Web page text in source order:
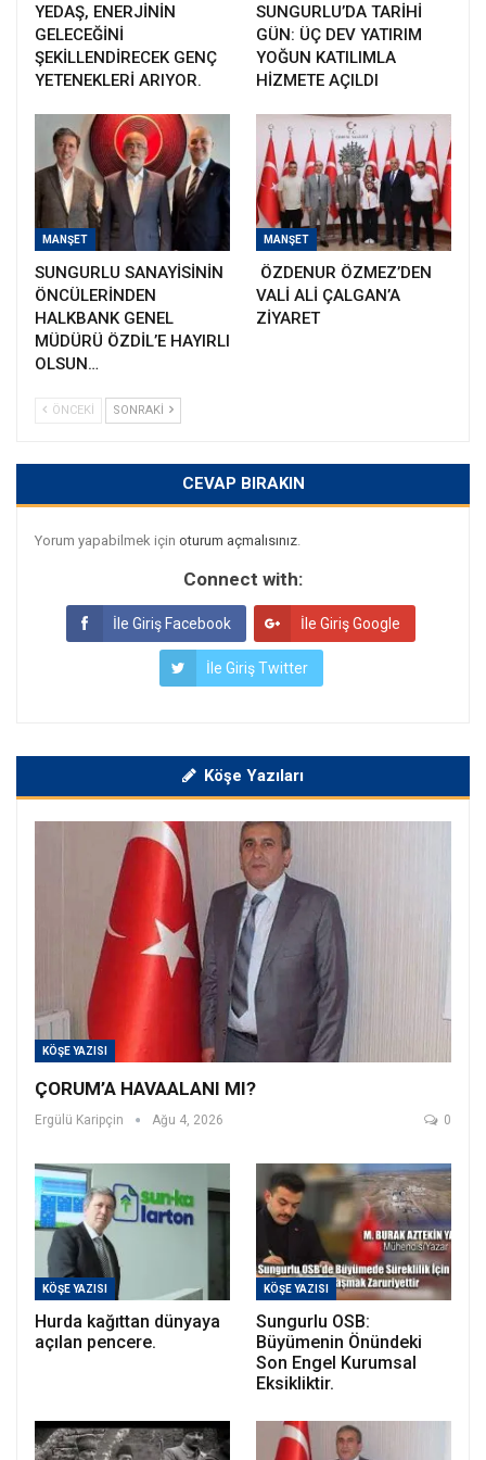
YEDAŞ, ENERJİNİN
GELECEĞİNİ
ŞEKİLLENDİRECEK GENÇ
YETENEKLERİ ARIYOR.
SUNGURLU’DA TARİHİ
GÜN: ÜÇ DEV YATIRIM
YOĞUN KATILIMLA
HİZMETE AÇILDI
MANŞET
SUNGURLU SANAYİSİNİN
ÖNCÜLERİNDEN
HALKBANK GENEL
MÜDÜRÜ ÖZDİL’E HAYIRLI
OLSUN…
MANŞET
ÖZDENUR ÖZMEZ’DEN
VALİ ALİ ÇALGAN’A
ZİYARET
ÖNCEKI SONRAKI
CEVAP BIRAKIN
Yorum yapabilmek için oturum açmalısınız
Connect with:
İle Giriş Facebook İle Giriş Google
İle Giriş Twitter
Köşe Yazıları
KÖŞE YAZISI
ÇORUM’A HAVAALANI MI?
Ergülü Karipçin Ağu 4, 2026 0
KÖŞE YAZISI
Hurda kağıttan dünyaya
açılan pencere.
KÖŞE YAZISI
Sungurlu OSB:
Büyümenin Önündeki
Son Engel Kurumsal
Eksikliktir.